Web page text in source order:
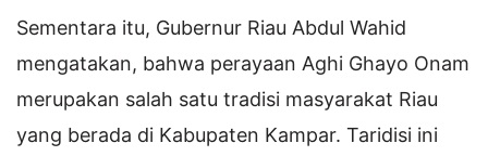
Sementara itu, Gubernur Riau Abdul Wahid
mengatakan, bahwa perayaan Aghi Ghayo Onam
merupakan salah satu tradisi masyarakat Riau
yang berada di Kabupaten Kampar. Taridisi ini